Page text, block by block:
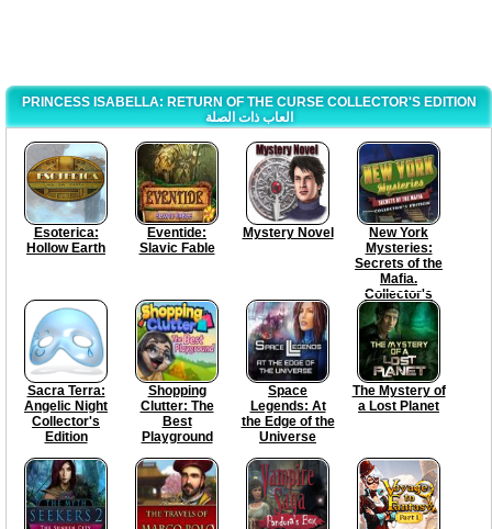
PRINCESS ISABELLA: RETURN OF THE CURSE COLLECTOR'S EDITION
العاب ذات الصلة
Esoterica:
Hollow Earth
Eventide:
Slavic Fable
Mystery Novel
New York
Mysteries:
Secrets of the
Mafia.
Collector's
Edition
Sacra Terra:
Angelic Night
Collector's
Edition
Shopping
Clutter: The
Best
Playground
Space
Legends: At
the Edge of the
Universe
The Mystery of
a Lost Planet